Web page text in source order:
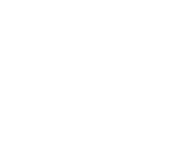
(James Spader), der
der meist gesuchten
Red keine Verbrecher